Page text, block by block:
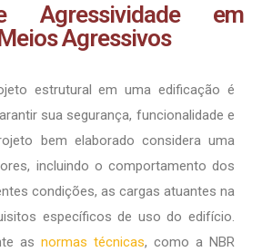
Agressividade em
Agressivos
estrutural em uma edificação é
sua segurança, funcionalidade e
bem elaborado considera uma
incluindo o comportamento dos
condições, as cargas atuantes na
específicos de uso do edifício.
as normas técnicas, como a NBR